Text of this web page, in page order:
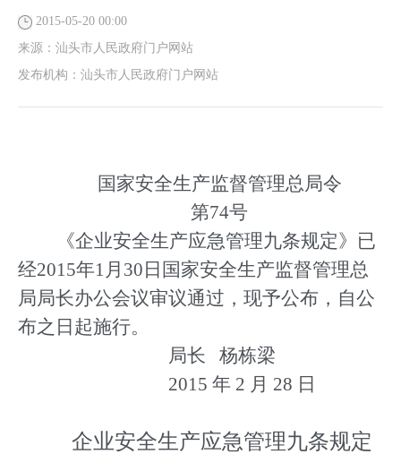
信息公开 专栏建设
2015-05-20 00:00
来源： 汕头市人民政府门户网站
发布机构： 汕头市人民政府门户网站
国家安全生产监督管理总局令
第74号
《企业安全生产应急管理九条规定》已
经2015年1 月 30 日国家安全生产监督管理总
局局长办公会议审议通过，现予公布，自公
布之日起施行。
局长
杨栋梁
2015 年 2 月 28 日
企业安全生产应急管理九条规定